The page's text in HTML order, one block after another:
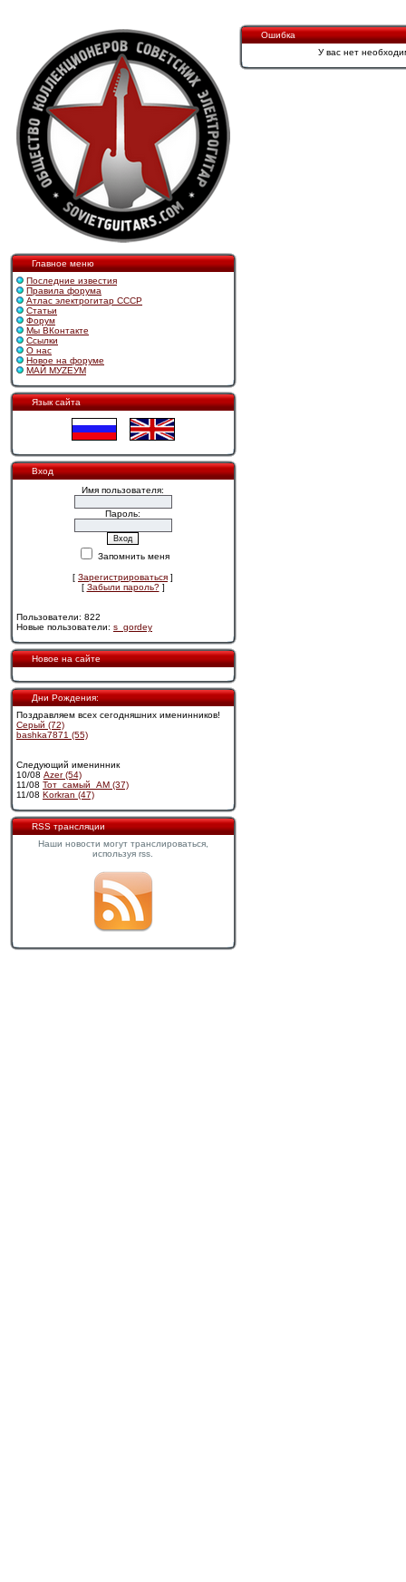
Главное меню
Последние известия
Правила форума
Атлас электрогитар СССР
Статьи
Форум
Мы ВКонтакте
Ссылки
О нас
Новое на форуме
МАЙ МУZЕУМ
Язык сайта
Вход
Имя пользователя:
Пароль:
Запомнить меня
[ Зарегистрироваться ]
[ Забыли пароль?]
Пользователи: 822
Новые пользователи: s_gordey
Новое на сайте
Дни Рождения:
Поздравляем всех сегодняшних именинников!
Cерый (72)
bashka7871 (55)
Следующий именинник
10/08 Azer (54)
11/08 Тот_самый_АМ (37)
11/08 Korkran (47)
RSS трансляции
Наши новости могут транслироваться,
используя rss.
Ошибка
У вас нет